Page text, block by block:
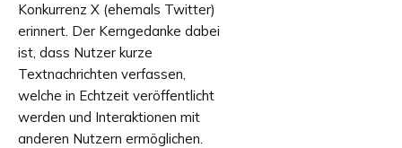
Konkurrenz X (ehemals Twitter)
erinnert. Der Kerngedanke dabei
ist, dass Nutzer kurze
Textnachrichten verfassen,
welche in Echtzeit veröffentlicht
werden und Interaktionen mit
anderen Nutzern ermöglichen.